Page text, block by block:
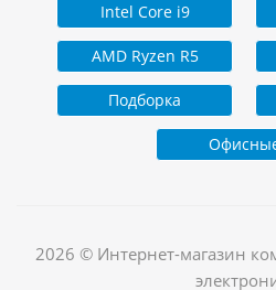
Intel Core i9
AMD Ryzen R5
Подборка
2026 © Интернет-магазин